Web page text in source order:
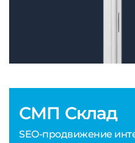
СМП Склад
SEO-продвижение